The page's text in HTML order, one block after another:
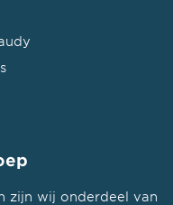
zijn wij onderdeel van